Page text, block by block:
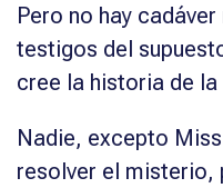
Pero no hay
testigos del
cree la historia de la
Nadie, excepto
resolver el misterio,